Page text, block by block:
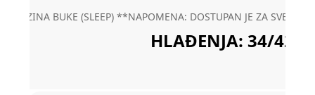
RAZINA BUKE (SLEEP) **NAPOMENA: DOSTUPAN JE ZA SVE
HLAĐENJA: 34/42/